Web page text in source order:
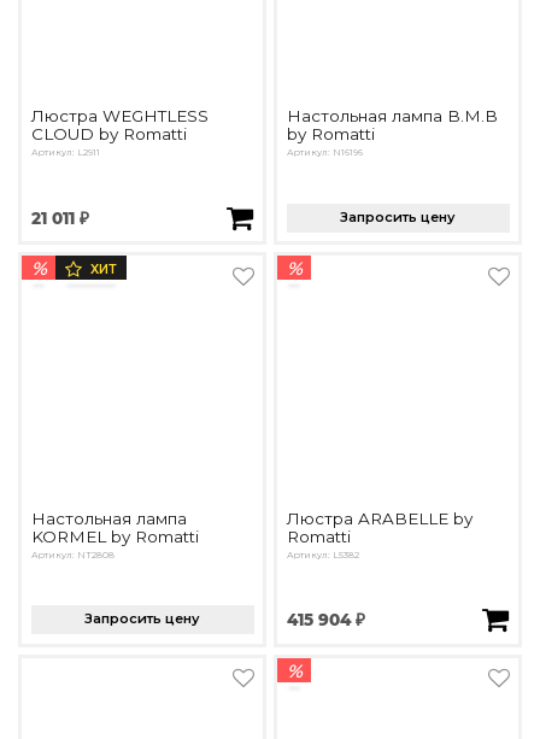
Люстра WEGHTLESS
CLOUD by Romatti
Артикул: L2911
21 011 ₽
Настольная лампа B.M.B
by Romatti
Артикул: N16196
Запросить цену
% ХИТ
Настольная лампа
KORMEL by Romatti
Артикул: NT2808
Запросить цену
%
Люстра ARABELLE by
Romatti
Артикул: L5382
415 904 ₽
%